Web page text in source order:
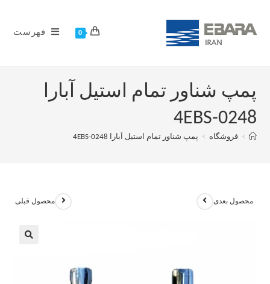
0 فهرست
پمپ شناور تمام استیل آبارا
4EBS-0248
> فروشگاه > پمپ شناور تمام استیل آبارا 4EBS-0248
محصول قبلی محصول بعدی